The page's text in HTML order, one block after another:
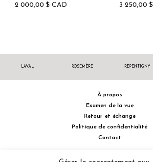
2 000,00 $ CAD
3 250,00 $
LAVAL ROSEMÈRE REPENTIGNY
À propos
Examen de la vue
Retour et échange
Politique de confidentialité
Contact